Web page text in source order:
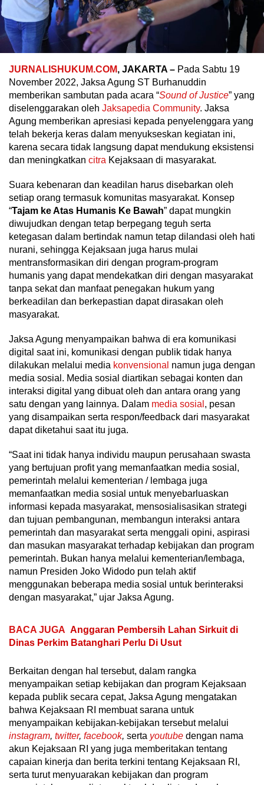
JURNALISHUKUM.COM, JAKARTA – Pada Sabtu 19
November 2022, Jaksa Agung ST Burhanuddin
memberikan sambutan pada acara “Sound of Justice” yang
diselenggarakan oleh Jaksapedia Community. Jaksa
Agung memberikan apresiasi kepada penyelenggara yang
telah bekerja keras dalam menyukseskan kegiatan ini,
karena secara tidak langsung dapat mendukung eksistensi
dan meningkatkan citra Kejaksaan di masyarakat.
Suara kebenaran dan keadilan harus disebarkan oleh
setiap orang termasuk komunitas masyarakat. Konsep
“Tajam ke Atas Humanis Ke Bawah” dapat mungkin
diwujudkan dengan tetap berpegang teguh serta
ketegasan dalam bertindak namun tetap dilandasi oleh hati
nurani, sehingga Kejaksaan juga harus mulai
mentransformasikan diri dengan program-program
humanis yang dapat mendekatkan diri dengan masyarakat
tanpa sekat dan manfaat penegakan hukum yang
berkeadilan dan berkepastian dapat dirasakan oleh
masyarakat.
Jaksa Agung menyampaikan bahwa di era komunikasi
digital saat ini, komunikasi dengan publik tidak hanya
dilakukan melalui media konvensional namun juga dengan
media sosial. Media sosial diartikan sebagai konten dan
interaksi digital yang dibuat oleh dan antara orang yang
satu dengan yang lainnya. Dalam media sosial , pesan
yang disampaikan serta respon/feedback dari masyarakat
dapat diketahui saat itu juga.
“Saat ini tidak hanya individu maupun perusahaan swasta
yang bertujuan profit yang memanfaatkan media sosial,
pemerintah melalui kementerian / lembaga juga
memanfaatkan media sosial untuk menyebarluaskan
informasi kepada masyarakat, mensosialisasikan strategi
dan tujuan pembangunan, membangun interaksi antara
pemerintah dan masyarakat serta menggali opini, aspirasi
dan masukan masyarakat terhadap kebijakan dan program
pemerintah. Bukan hanya melalui kementerian/lembaga,
namun Presiden Joko Widodo pun telah aktif
menggunakan beberapa media sosial untuk berinteraksi
dengan masyarakat,” ujar Jaksa Agung.
BACA JUGA Anggaran Pembersih Lahan Sirkuit di
Dinas Perkim Batanghari Perlu Di Usut
Berkaitan dengan hal tersebut, dalam rangka
menyampaikan setiap kebijakan dan program Kejaksaan
kepada publik secara cepat, Jaksa Agung mengatakan
bahwa Kejaksaan RI membuat sarana untuk
menyampaikan kebijakan-kebijakan tersebut melalui
instagram, twitter, facebook, serta youtube dengan nama
akun Kejaksaan RI yang juga memberitakan tentang
capaian kinerja dan berita terkini tentang Kejaksaan RI,
serta turut menyuarakan kebijakan dan program